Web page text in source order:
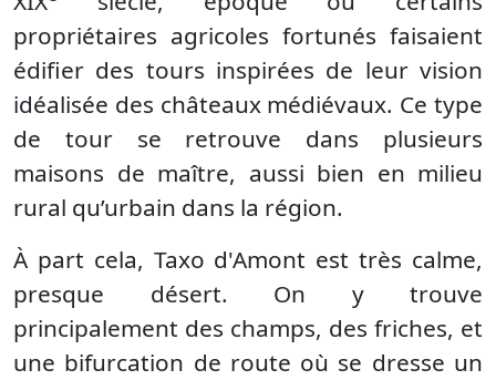
propriétaires agricoles fortunés faisaient
édifier des tours inspirées de leur vision
idéalisée des châteaux médiévaux. Ce type
de tour se retrouve dans plusieurs
maisons de maître, aussi bien en milieu
rural qu’urbain dans la région.
À part cela, Taxo d'Amont est très calme,
presque désert. On y trouve
principalement des champs, des friches, et
une bifurcation de route où se dresse un